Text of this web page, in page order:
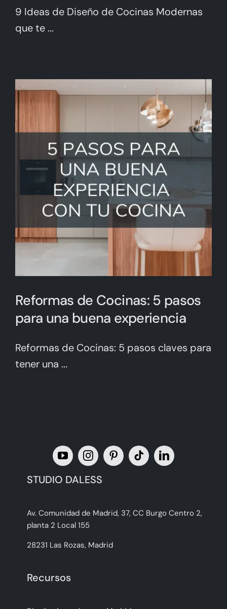
9 Ideas de Diseño de Cocinas Modernas
que te ...
Reformas de Cocinas: 5 pasos
para una buena experiencia
Reformas de Cocinas: 5 pasos claves para
tener una ...
STUDIO DALESS
Av. Comunidad de Madrid, 37, CC Burgo Centro 2,
planta 2 Local 155
28231 Las Rozas, Madrid
Recursos